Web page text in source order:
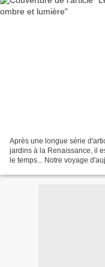
Après une longue série
jardins à la Renaissance, il
le temps... Notre voyage